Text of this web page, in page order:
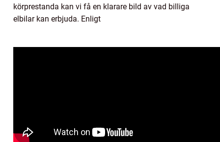
körprestanda kan vi få en klarare bild av vad billiga
elbilar kan erbjuda. Enligt